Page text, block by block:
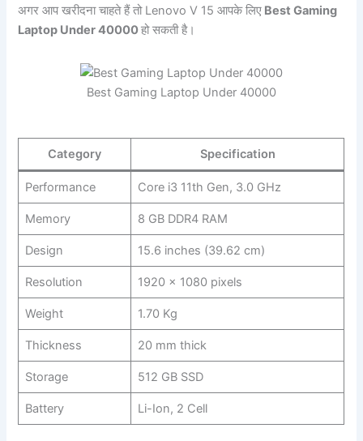
अगर आप खरीदना चाहते हैं तो Lenovo V 15 आपके लिए Best Gaming
Laptop Under 40000हो सकती है।
Best Gaming Laptop Under 40000
Category Specification
Performance Core i3 11th Gen, 3.0 GHz
Memory 8 GB DDR4 RAM
Design 15.6 inches (39.62 cm)
Resolution 1920 x 1080 pixels
Weight 1.70 Kg
Thickness 20 mm thick
Storage 512 GB SSD
Battery Li-Ion, 2 Cell